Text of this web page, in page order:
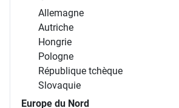
Allemagne
Autriche
Hongrie
Pologne
République tchèque
Slovaquie
Europe du Nord